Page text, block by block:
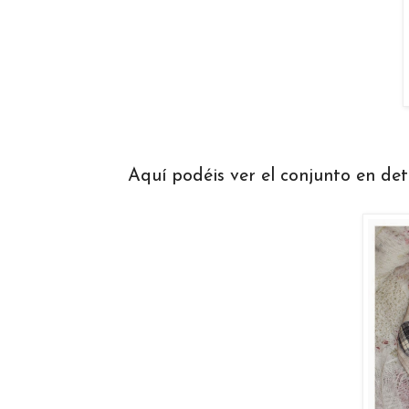
Aquí podéis ver el conjunto en